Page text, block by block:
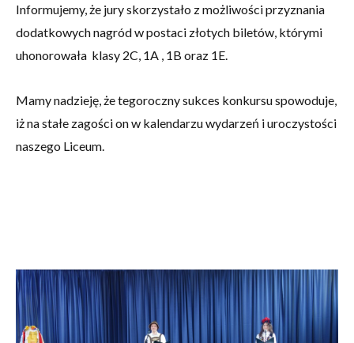
Informujemy, że jury skorzystało z możliwości przyznania
dodatkowych nagród w postaci złotych biletów, którymi
uhonorowała klasy 2C, 1A , 1B oraz 1E.
Mamy nadzieję, że tegoroczny sukces konkursu spowoduje,
iż na stałe zagości on w kalendarzu wydarzeń i uroczystości
naszego Liceum.